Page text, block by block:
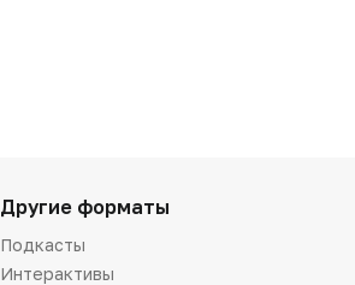
Другие форматы
Подкасты
Интерактивы